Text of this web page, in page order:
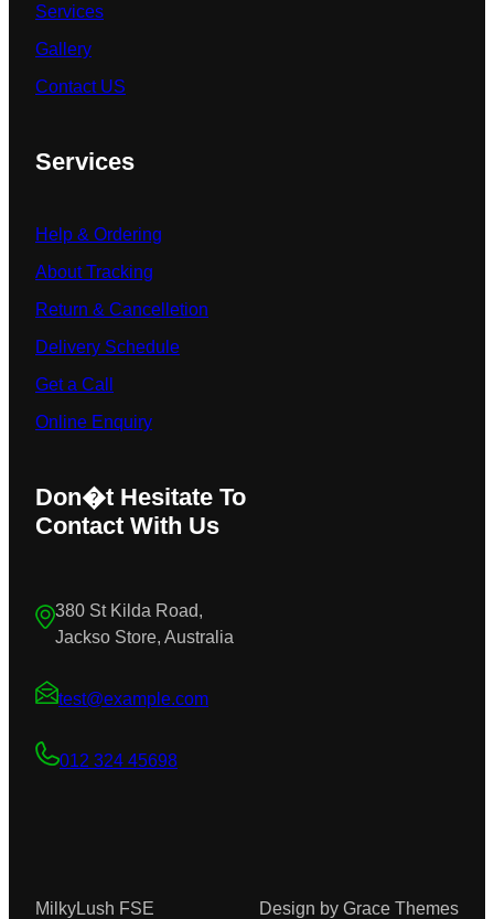
Services
Gallery
Contact US
Services
Help & Ordering
About Tracking
Return & Cancelletion
Delivery Schedule
Get a Call
Online Enquiry
Don�t Hesitate To
Contact With Us
380 St Kilda Road,
Jackso Store, Australia
test@example.com
012 324 45698
MilkyLush FSE Design by Grace Themes